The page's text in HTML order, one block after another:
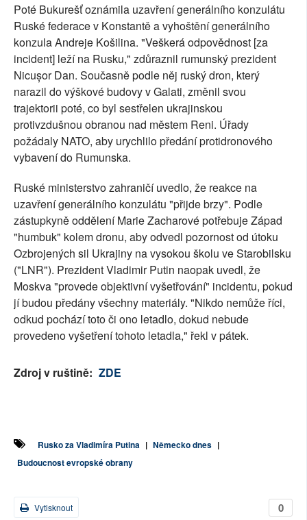
Poté Bukurešť oznámila uzavření generálního konzulátu
Ruské federace v Konstantě a vyhoštění generálního
konzula Andreje Košilina. "Veškerá odpovědnost [za
incident] leží na Rusku," zdůraznil rumunský prezident
Nicușor Dan. Současně podle něj ruský dron, který
narazil do výškové budovy v Galati, změnil svou
trajektorii poté, co byl sestřelen ukrajinskou
protivzdušnou obranou nad městem Reni. Úřady
požádaly NATO, aby urychlilo předání protidronového
vybavení do Rumunska.
Ruské ministerstvo zahraničí uvedlo, že reakce na
uzavření generálního konzulátu "přijde brzy". Podle
zástupkyně oddělení Marie Zacharové potřebuje Západ
"humbuk" kolem dronu, aby odvedl pozornost od útoku
Ozbrojených sil Ukrajiny na vysokou školu ve Starobilsku
("LNR"). Prezident Vladimir Putin naopak uvedl, že
Moskva "provede objektivní vyšetřování" incidentu, pokud
jí budou předány všechny materiály. "Nikdo nemůže říci,
odkud pochází toto či ono letadlo, dokud nebude
provedeno vyšetření tohoto letadla," řekl v pátek.
Zdroj v ruštině: ZDE
Rusko za Vladimíra Putina | Německo dnes |
Budoucnost evropské obrany
0
Vytisknout